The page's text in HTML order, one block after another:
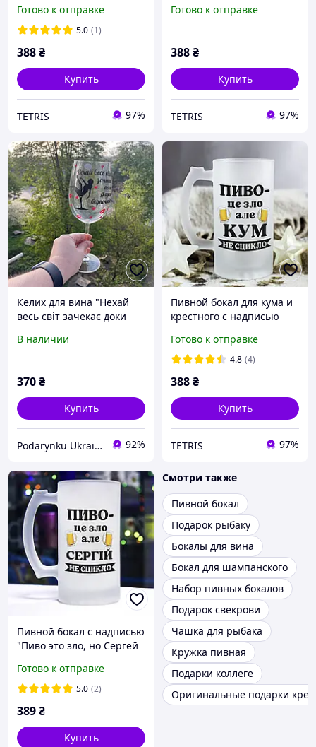
Готово к отправке
5.0 (1)
388₴
Купить
TETRIS 97%
обязательно должно быть
Готово к отправке
388₴
Купить
TETRIS 97%
Келих для вина "Нехай
весь світ зачекає доки
В наличии
370₴
Купить
Podarynku Ukraine 92%
Пивной бокал для кума и
крестного с надписью
не ссыкло"
Готово к отправке
4.8 (4)
388₴
Купить
TETRIS 97%
Пивной бокал с надписью
"Пиво это зло, но Сергей
Готово к отправке
5.0 (2)
389₴
Купить
Смотри также
Пивной бокал
Подарок рыбаку
Бокалы для вина
Бокал для шампанского
Набор пивных бокалов
Подарок свекрови
Чашка для рыбака
Кружка пивная
Подарки коллеге
Оригинальные подарки